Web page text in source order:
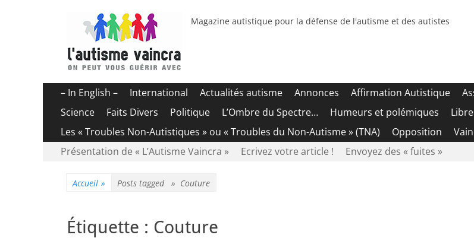
Magazine autistique pour la défense de l'autisme et des autistes
Menu
principal
Aller
contenu
– In English – International Actualités autisme Annonces Affirmation Autistique
Science
Faits Divers Politique L’Ombre du Spectre… Humeurs et polémiques
Les « Troubles Non-Autistiques » ou « Troubles du Non-Autisme » (TNA)
Opposition
Menu
Aller
Présentation de « L’Autisme Vaincra » Ecrivez votre article ! Envoyez des « fuites »
Accueil » Posts tagged » Couture
Étiquette : Couture